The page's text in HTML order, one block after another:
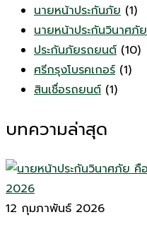
นายหน้าประกันภัย (1)
นายหน้าประกันวินาศภัย
ประกันภัยรถยนต์ (10)
ศรีกรุงโบรคเกอร์ (1)
สินเชื่อรถยนต์ (1)
บทความล่าสุด
12 กุมภาพันธ์ 2026